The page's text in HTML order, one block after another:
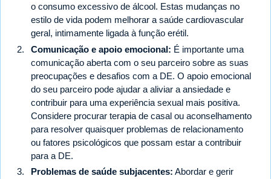
o consumo excessivo de álcool. Estas mudanças no
estilo de vida podem melhorar a saúde cardiovascular
geral, intimamente ligada à função erétil.
Comunicação e apoio emocional: É importante uma
comunicação aberta com o seu parceiro sobre as suas
preocupações e desafios com a DE. O apoio emocional
do seu parceiro pode ajudar a aliviar a ansiedade e
contribuir para uma experiência sexual mais positiva.
Considere procurar terapia de casal ou aconselhamento
para resolver quaisquer problemas de relacionamento
ou fatores psicológicos que possam estar a contribuir
para a DE.
Problemas de saúde subjacentes: Abordar e gerir